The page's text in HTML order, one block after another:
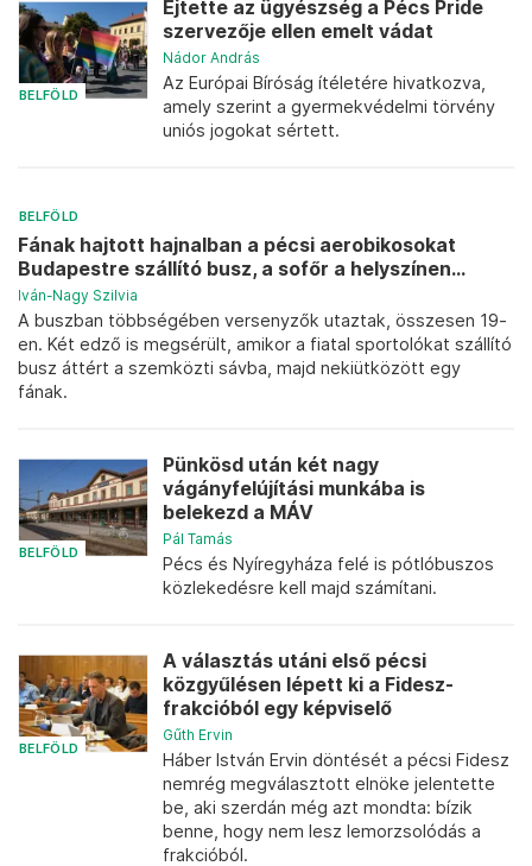
BELFÖLD
Ejtette az ügyészség a Pécs Pride
szervezője ellen emelt vádat
Nádor András
Az Európai Bíróság ítéletére hivatkozva,
amely szerint a gyermekvédelmi törvény
uniós jogokat sértett.
BELFÖLD
Fának hajtott hajnalban a pécsi aerobikosokat
Budapestre szállító busz, a sofőr a helyszínen...
Iván-Nagy Szilvia
A buszban többségében versenyzők utaztak, összesen 19-
en. Két edző is megsérült, amikor a fiatal sportolókat szállító
busz áttért a szemközti sávba, majd nekiütközött egy
fának.
BELFÖLD
Pünkösd után két nagy
vágányfelújítási munkába is
belekezd a MÁV
Pál Tamás
Pécs és Nyíregyháza felé is pótlóbuszos
közlekedésre kell majd számítani.
BELFÖLD
A választás utáni első pécsi
közgyűlésen lépett ki a Fidesz-
frakcióból egy képviselő
Gűth Ervin
Háber István Ervin döntését a pécsi Fidesz
nemrég megválasztott elnöke jelentette
be, aki szerdán még azt mondta: bízik
benne, hogy nem lesz lemorzsolódás a
frakcióból.